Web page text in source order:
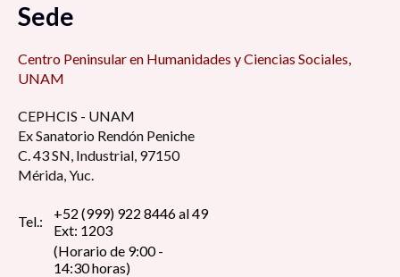
Sede
Centro Peninsular en Humanidades y Ciencias Sociales,
UNAM
CEPHCIS - UNAM
Ex Sanatorio Rendón Peniche
C. 43 SN, Industrial, 97150
Mérida, Yuc.
Tel.:
+52 (999) 922 8446 al 49
Ext: 1203
(Horario de 9:00 -
14:30 horas)